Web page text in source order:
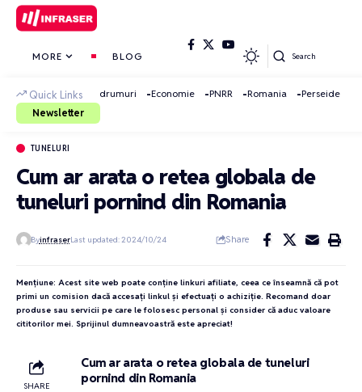
MORE BLOG Search
Quick Links drumuri Economie PNRR Romania
Perseide
Newsletter
TUNELURI
Cum ar arata o retea globala de
tuneluri pornind din Romania
ByinfraserLast updated: 2024/10/24 Share
Mențiune: Acest site web poate conține linkuri afiliate, ceea ce înseamnă că pot
primi un comision dacă accesați linkul și efectuați o achiziție. Recomand doar
produse sau servicii pe care le folosesc personal și consider că aduc valoare
cititorilor mei. Sprijinul dumneavoastră este apreciat!
SHARE
Cum ar arata o retea globala de tuneluri
pornind din Romania